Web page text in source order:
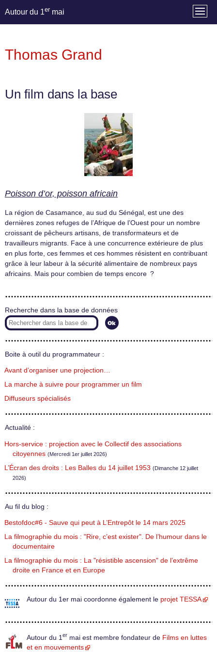
Autour du 1er mai
Thomas Grand
Un film dans la base
Poisson d’or, poisson africain
La région de Casamance, au sud du Sénégal, est une des
dernières zones refuges de l’Afrique de l’Ouest pour un nombre
croissant de pêcheurs artisans, de transformateurs et de
travailleurs migrants. Face à une concurrence extérieure de plus
en plus forte, ces femmes et ces hommes résistent en contribuant
grâce à leur labeur à la sécurité alimentaire de nombreux pays
africains. Mais pour combien de temps encore ?
Recherche dans la base de données
Boite à outil du programmateur :
Avant d’organiser une projection…
La marche à suivre pour programmer un film
Diffuseurs spécialisés
Actualité :
Hors-service : projection avec le Collectif des associations
citoyennes (Mercredi 1er juillet 2026)
L’Écran des droits : Les Balles du 14 juillet 1953 (Dimanche 12 juillet
2026)
Au fil du blog :
Bestofdoc#6 - Sauve qui peut à L’Entrepôt le 14 mars 2025
La filmographie du mois : "Rire, c’est exister". De l’humour dans le
documentaire
La filmographie du mois : La "résistible ascension" de l’extrême
droite en France et en Europe
Autour du 1er mai coordonne également le projet TESSA
Autour du 1 er mai est membre fondateur de Films en luttes
et en mouvements